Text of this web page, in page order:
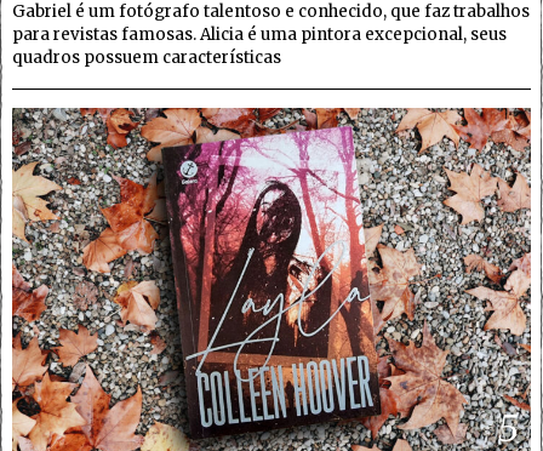
Gabriel é um fotógrafo talentoso e conhecido, que faz trabalhos
para revistas famosas. Alicia é uma pintora excepcional, seus
quadros possuem características
5